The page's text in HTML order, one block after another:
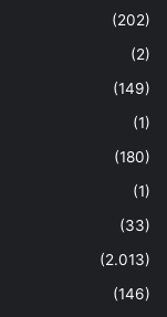
(202)
(2)
(149)
(1)
(180)
(1)
(33)
(2.013)
(146)